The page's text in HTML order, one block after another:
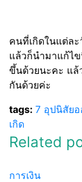
คนที่เกิดในแต่ล
แล้วก็นำมาแก้ไ
ขึ้นด้วยนะคะ แ
กันด้วยค่ะ
tags: 7 อุปนิสัยอ
เกิด
Related
การเงิน